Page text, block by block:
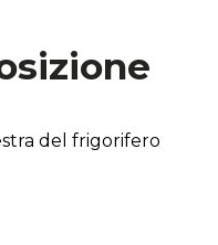
del frigorifero